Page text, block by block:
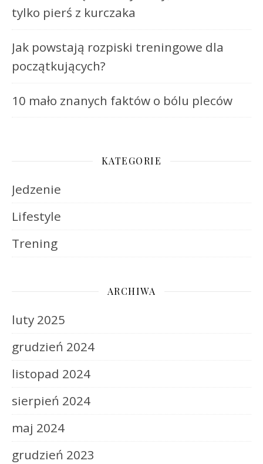
tylko pierś z kurczaka
Jak powstają rozpiski treningowe dla
początkujących?
10 mało znanych faktów o bólu pleców
KATEGORIE
Jedzenie
Lifestyle
Trening
ARCHIWA
luty 2025
grudzień 2024
listopad 2024
sierpień 2024
maj 2024
grudzień 2023